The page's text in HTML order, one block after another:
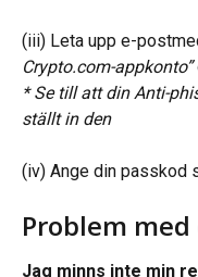
(iii) Leta upp e-
Crypto.com-appkonto”
* Se till att din Anti-
ställt in den
(iv) Ange din passkod
Problem
Jag minns inte min